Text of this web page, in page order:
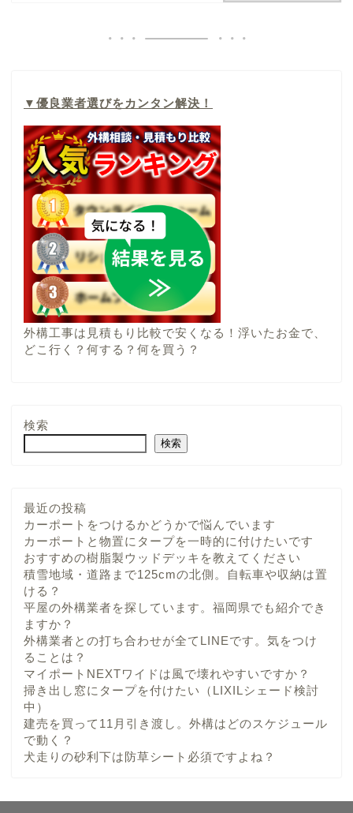
▼ 優良業者選びをカンタン解決！
外構工事は見積もり比較で安くなる！浮いたお金で、
どこ行く？何する？何を買う？
検索
検索
最近の投稿
カーポートをつけるかどうかで悩んでいます
カーポートと物置にタープを一時的に付けたいです
おすすめの樹脂製ウッドデッキを教えてください
積雪地域・道路まで125cmの北側。自転車や収納は置
ける？
平屋の外構業者を探しています。福岡県でも紹介でき
ますか？
外構業者との打ち合わせが全てLINEです。気をつけ
ることは？
マイポートNEXTワイドは風で壊れやすいですか？
掃き出し窓にタープを付けたい（LIXILシェード検討
中）
建売を買って11月引き渡し。外構はどのスケジュール
で動く？
犬走りの砂利下は防草シート必須ですよね？